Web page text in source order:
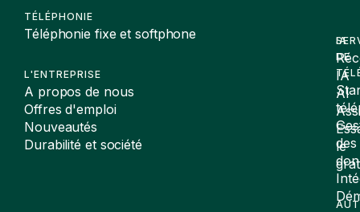
TÉLÉPHONIE
Téléphonie fixe et softphone
L'ENTREPRISE
A propos de nous
Offres d'emploi
Nouveautés
Durabilité et société
DE
des
IA
IA
AI
le